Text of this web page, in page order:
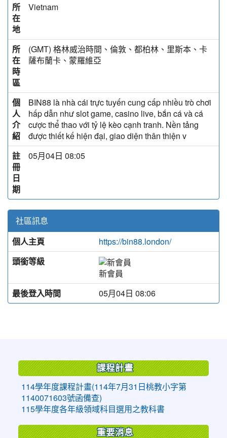
所
在
地
Vietnam
所
在
時
區
(GMT) 格林威治時間、倫敦、都柏林、里斯本、卡
薩布蘭卡、蒙羅維亞
個
人
介
紹
BIN88 là nhà cái trực tuyến cung cấp nhiều trò chơi
hấp dẫn như slot game, casino live, bắn cá và cá
cược thể thao với tỷ lệ kèo cạnh tranh. Nền tảng
được thiết kế hiện đại, giao diện thân thiện v
註
冊
日
期
05月04日 08:05
社區訊息
個人主頁
https://bin88.london/
頭銜等級
新會員
最後登入時間
05月04日 08:06
課程計畫
114學年度課程計畫(114年7月31日桃教小字第
1140071603號函備查)
115學年度各年級領域科目選用之教科書
重要消息